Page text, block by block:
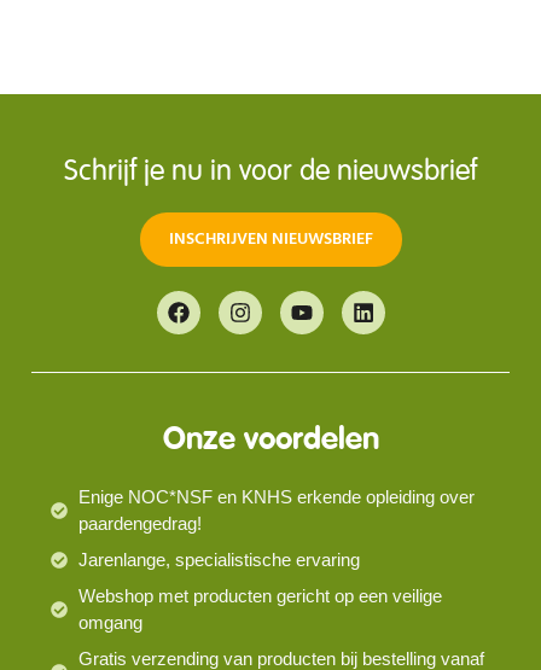
Schrijf je nu in voor de nieuwsbrief
INSCHRIJVEN NIEUWSBRIEF
Onze voordelen
Enige NOC*NSF en KNHS erkende opleiding over
paardengedrag!
Jarenlange, specialistische ervaring
Webshop met producten gericht op een veilige
omgang
Gratis verzending van producten bij bestelling vanaf